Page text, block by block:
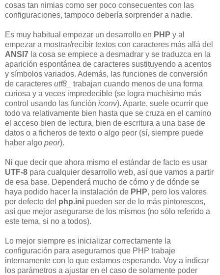
cosas tan nimias como ser poco consecuentes con las
configuraciones, tampoco debería sorprender a nadie.
Es muy habitual empezar un desarrollo en PHP y al
empezar a mostrar/recibir textos con caracteres más allá del
ANSI7 la cosa se empiece a desmadrar y se traduzca en la
aparición espontánea de caracteres sustituyendo a acentos
y símbolos variados. Además, las funciones de conversión
de caracteres utf8_
trabajan cuando menos de una forma
curiosa y a veces impredecible (se logra muchísimo más
control usando las función iconv). Aparte, suele ocurrir que
todo va relativamente bien hasta que se cruza en el camino
el acceso bien de lectura, bien de escritura a una base de
datos o a ficheros de texto o algo peor (sí, siempre puede
haber algo peor).
Ni que decir que ahora mismo el estándar de facto es usar
UTF-8 para cualquier desarrollo web, así que vamos a partir
de esa base. Dependerá mucho de cómo y de dónde se
haya podido hacer la instalación de PHP, pero los valores
por defecto del php.ini pueden ser de lo más pintorescos,
así que mejor asegurarse de los mismos (no sólo referido a
este tema, si no a todos).
Lo mejor siempre es inicializar correctamente la
configuración para asegurarnos que PHP trabaje
internamente con lo que estamos esperando. Voy a indicar
los parámetros a ajustar en el caso de solamente poder